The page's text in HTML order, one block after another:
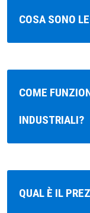
COSA SONO
COME
INDUSTRIALI?
QUAL È IL